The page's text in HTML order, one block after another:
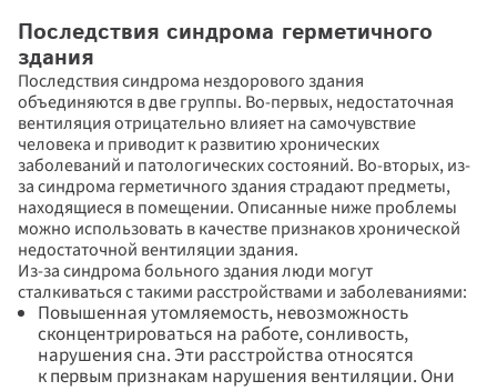
Последствия синдрома герметичного
здания
Последствия синдрома нездорового здания
объединяются в две группы. Во-первых, недостаточная
вентиляция отрицательно влияет на самочувствие
человека и приводит к развитию хронических
заболеваний и патологических состояний. Во-вторых, из-
за синдрома герметичного здания страдают предметы,
находящиеся в помещении. Описанные ниже проблемы
можно использовать в качестве признаков хронической
недостаточной вентиляции здания.
Из-за синдрома больного здания люди могут
сталкиваться с такими расстройствами и заболеваниями:
Повышенная утомляемость, невозможность
сконцентрироваться на работе, сонливость,
нарушения сна. Эти расстройства относятся
к первым признакам нарушения вентиляции. Они